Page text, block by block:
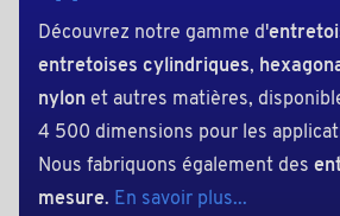
Découvrez notre gamme d'
entretoises cylindriques,
nylon et autres matières,
4 500 dimensions pour les
Nous fabriquons également des
mesure. En savoir plus...